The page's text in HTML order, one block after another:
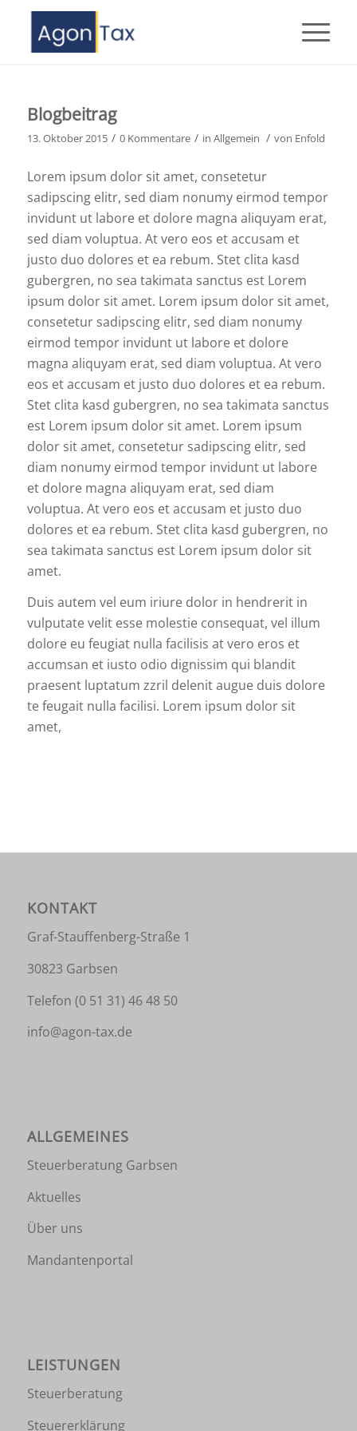
Blogbeitrag
13. Oktober 2015 / 0 Kommentare / in Allgemein / von Enfold
Lorem ipsum dolor sit amet, consetetur
sadipscing elitr, sed diam nonumy eirmod tempor
invidunt ut labore et dolore magna aliquyam erat,
sed diam voluptua. At vero eos et accusam et
justo duo dolores et ea rebum. Stet clita kasd
gubergren, no sea takimata sanctus est Lorem
ipsum dolor sit amet. Lorem ipsum dolor sit amet,
consetetur sadipscing elitr, sed diam nonumy
eirmod tempor invidunt ut labore et dolore
magna aliquyam erat, sed diam voluptua. At vero
eos et accusam et justo duo dolores et ea rebum.
Stet clita kasd gubergren, no sea takimata sanctus
est Lorem ipsum dolor sit amet. Lorem ipsum
dolor sit amet, consetetur sadipscing elitr, sed
diam nonumy eirmod tempor invidunt ut labore
et dolore magna aliquyam erat, sed diam
voluptua. At vero eos et accusam et justo duo
dolores et ea rebum. Stet clita kasd gubergren, no
sea takimata sanctus est Lorem ipsum dolor sit
amet.
Duis autem vel eum iriure dolor in hendrerit in
vulputate velit esse molestie consequat, vel illum
dolore eu feugiat nulla facilisis at vero eros et
accumsan et iusto odio dignissim qui blandit
praesent luptatum zzril delenit augue duis dolore
te feugait nulla facilisi. Lorem ipsum dolor sit
amet,
KONTAKT
Graf-Stauffenberg-Straße 1
30823 Garbsen
Telefon (0 51 31) 46 48 50
info@agon-tax.de
ALLGEMEINES
Steuerberatung Garbsen
Aktuelles
Über uns
Mandantenportal
LEISTUNGEN
Steuerberatung
Steuererklärung